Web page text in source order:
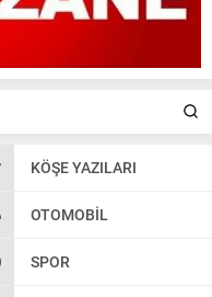
KÖŞE YAZILARI
OTOMOBIL
SPOR